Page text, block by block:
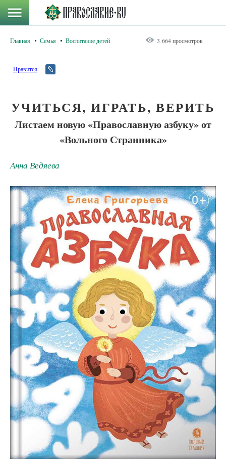
Главная Семья Воспитание детей 3 664 просмотров
Нравится
УЧИТЬСЯ, ИГРАТЬ, ВЕРИТЬ
Листаем новую «Православную азбуку» от
«Вольного Странника»
Анна Ведяева